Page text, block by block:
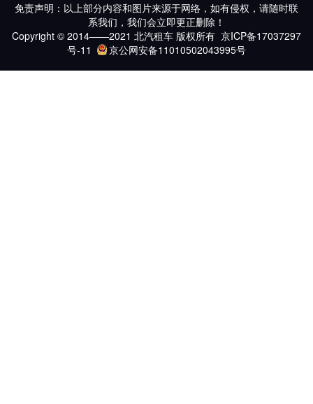
免责声明：以上部分内容和图片来源于网络，如有侵权，请随时联
系我们，我们会立即更正删除！
Copyright © 2014——2021 北汽租车 版权所有 京ICP备17037297
号-11
京公网安备11010502043995号